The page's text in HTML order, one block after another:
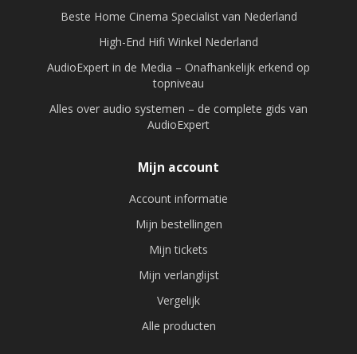
Beste Home Cinema Specialist van Nederland
High-End Hifi Winkel Nederland
AudioExpert in de Media – Onafhankelijk erkend op
topniveau
Alles over audio systemen – de complete gids van
AudioExpert
Mijn account
Account informatie
Mijn bestellingen
Mijn tickets
Mijn verlanglijst
Vergelijk
Alle producten